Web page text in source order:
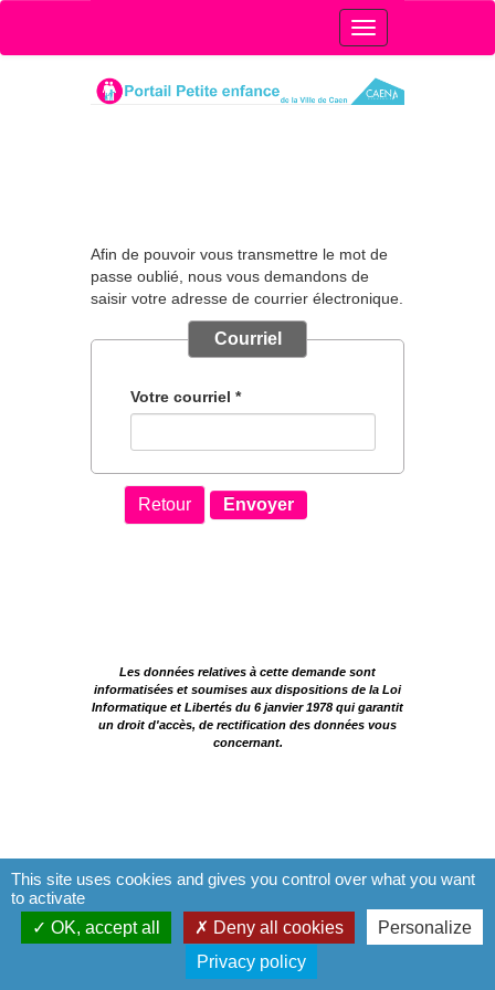
This site uses cookies and gives you control over what you want
to activate
OK, accept all
Deny all cookies
Personalize
Privacy policy
Afin de pouvoir vous transmettre le mot de
passe oublié nous vous demandons de
saisir votre adresse decourrier électronique
Courriel
Votre courriel *
Retour
Les données relatives à cette demande sont
informatisées et soumises aux dispositions de la Loi
Informatique et Libertés du 6 janvier 1978 qui garantit
un droit d'accès, de rectification des données vous
concernant.